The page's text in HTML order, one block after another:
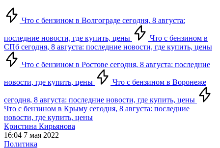
Что с бензином в Волгограде сегодня, 8 августа:
последние новости, где купить, цены
Что с бензином в
СПб сегодня, 8 августа: последние новости, где купить, цены
Что с бензином в Ростове сегодня, 8 августа: последние
новости, где купить, цены Что с бензином в Воронеже
сегодня, 8 августа: последние новости, где купить, цены
Что с бензином в Крыму сегодня, 8 августа: последние
новости, где купить, цены
Кристина Кирьянова
16:04 7 мая 2022
Политика